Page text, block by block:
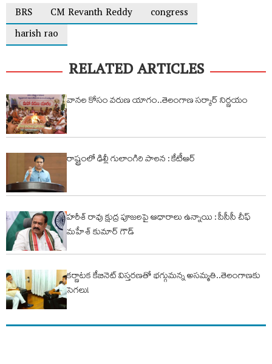
BRS
CM Revanth Reddy
congress
harish rao
RELATED ARTICLES
వానల కోసం వరుణ యాగం..తెలంగాణ సర్కార్ నిర్ణయం
రాష్ట్రంలో ఢిల్లీ గులాంగిరి పాలన : కేటీఆర్
హరీశ్ రావు క్షుద్ర పూజలపై ఆధారాలు ఉన్నాయి : పీసీసీ చీఫ్
మహేశ్ కుమార్ గౌడ్
కర్ణాటక కేబినెట్ విస్తరణతో భగ్గుమన్న అసమ్మతి..తెలంగాణకు
సెగలు!